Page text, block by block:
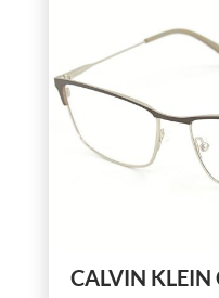
CALVIN KLEIN